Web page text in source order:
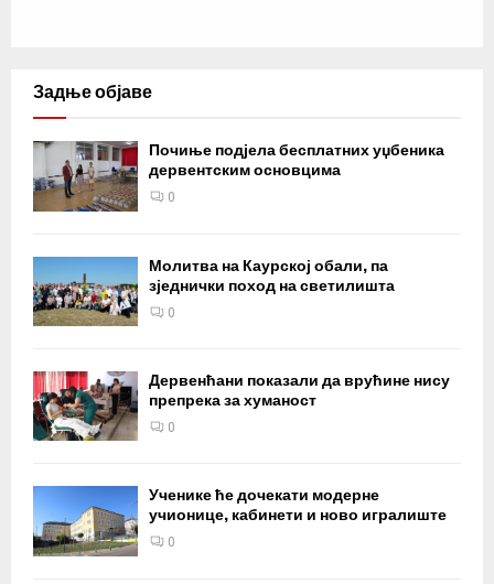
Задње објаве
Почиње подјела бесплатних уџбеника
дервентским основцима
0
Молитва на Каурској обали, па
зједнички поход на светилишта
0
Дервенћани показали да врућине нису
препрека за хуманост
0
Ученике ће дочекати модерне
учионице, кабинети и ново игралиште
0